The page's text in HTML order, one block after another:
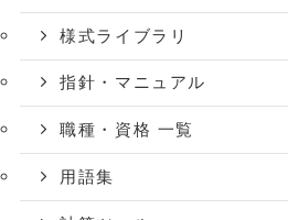
様式ライブラリ
指針・マニュアル
職種・資格 一覧
用語集